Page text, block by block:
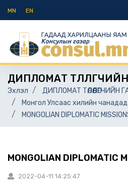
MN EN
ДИПЛОМАТ
Эхлэл
ДИПЛОМАТ ТӨЛӨӨЛӨГЧИЙН
Монгол Улсаас хилийн
MONGOLIAN DIPLOMATIC
MONGOLIAN DIPLOMATIC
2022-04-11 14:25:47